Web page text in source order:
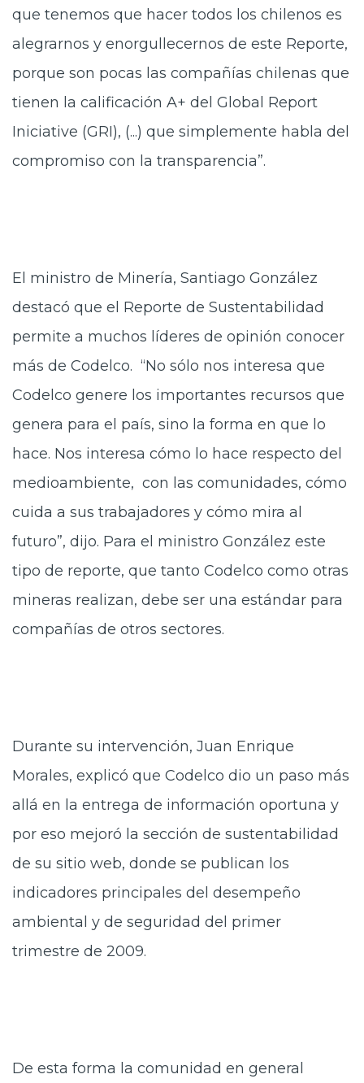
que tenemos que hacer todos los chilenos es
alegrarnos y enorgullecernos de este Reporte,
porque son pocas las compañías chilenas que
tienen la calificación A+ del Global Report
Iniciative (GRI), (...) que simplemente habla del
compromiso con la transparencia”.
El ministro de Minería, Santiago González
destacó que el Reporte de Sustentabilidad
permite a muchos líderes de opinión conocer
más de Codelco. “No sólo nos interesa que
Codelco genere los importantes recursos que
genera para el país, sino la forma en que lo
hace. Nos interesa cómo lo hace respecto del
medioambiente, con las comunidades, cómo
cuida a sus trabajadores y cómo mira al
futuro”, dijo. Para el ministro González este
tipo de reporte, que tanto Codelco como otras
mineras realizan, debe ser una estándar para
compañías de otros sectores.
Durante su intervención, Juan Enrique
Morales, explicó que Codelco dio un paso más
allá en la entrega de información oportuna y
por eso mejoró la sección de sustentabilidad
de su sitio web, donde se publican los
indicadores principales del desempeño
ambiental y de seguridad del primer
trimestre de 2009.
De esta forma la comunidad en general